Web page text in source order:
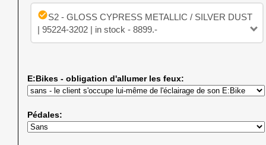
check_circleS2 - GLOSS CYPRESS METALLIC / SILVER DUST
| 95224-3202 | in stock - 8899.-
E:Bikes - obligation d'allumer les feux:
Pédales: